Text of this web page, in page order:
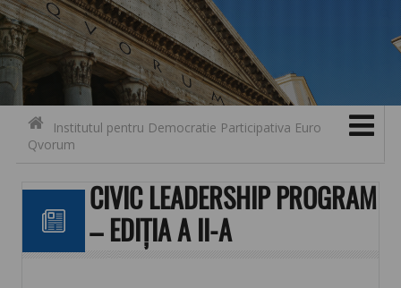
Contact
Skip to content
Institutul pentru Democratie Participativa Euro
Qvorum
CIVIC LEADERSHIP PROGRAM
– EDIȚIA A II-A